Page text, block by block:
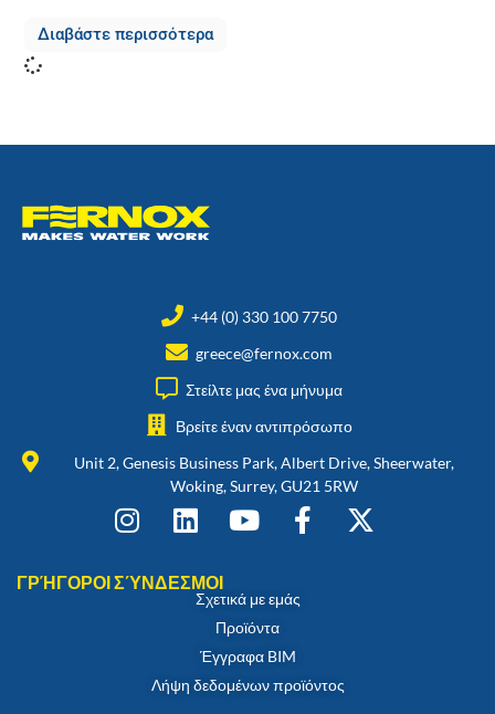
Διαβάστε περισσότερα
+44 (0) 330 100 7750
greece@fernox.com
Στείλτε μας ένα μήνυμα
Βρείτε έναν αντιπρόσωπο
Unit 2, Genesis Business Park, Albert Drive, Sheerwater,
Woking, Surrey, GU21 5RW
ΓΡΉΓΟΡΟΙ ΣΎΝΔΕΣΜΟΙ
Σχετικά με εμάς
Προϊόντα
Έγγραφα BIM
Λήψη δεδομένων προϊόντος